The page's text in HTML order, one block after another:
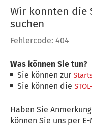
Wir konnten die
suchen
Fehlercode: 404
Was können Sie tun?
Sie können zur
Sie können die
Haben Sie
können Sie uns per